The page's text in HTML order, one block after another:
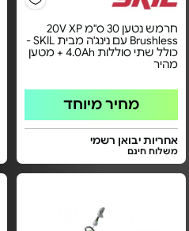
חרמש נטען 30 ס"מ 20V XP
Brushless עם נינג'ה מבית SKIL -
כולל שתי סוללות 4.0Ah + מטען
מהיר
מחיר מיוחד
אחריות יבואן רשמי
משלוח חינם